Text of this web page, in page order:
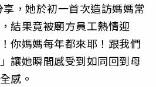
，她於初一首次造訪媽媽常
結果竟被廟方員工熱情迎
你媽媽每年都來耶！跟我們
讓她瞬間感受到如同回到母
感。